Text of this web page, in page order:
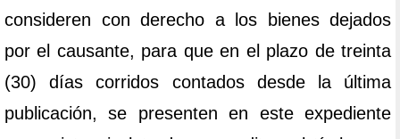
consideren con derecho a los bienes dejados
por el causante, para que en el plazo de treinta
(30) días corridos contados desde la última
publicación, se presenten en este expediente